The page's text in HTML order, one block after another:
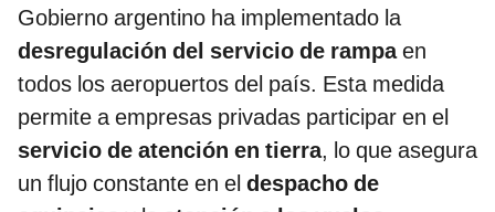
Gobierno argentino ha implementado la
desregulación del servicio de rampaen
todos los aeropuertos del país. Esta medida
permite a empresas privadas participar en el
servicio de atención en tierra, lo que asegura
un flujo constante en el despacho de